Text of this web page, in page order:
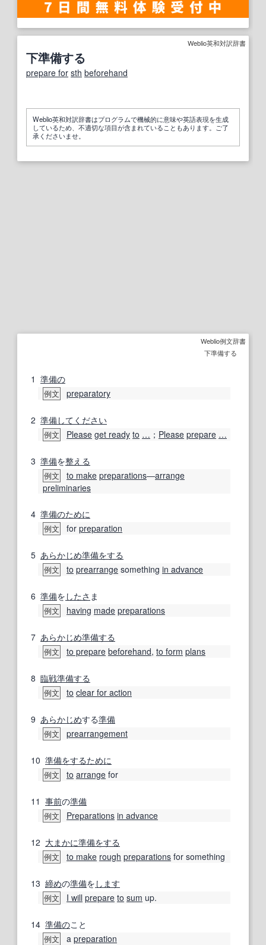
Weblio英和対訳辞書
下準備する
prepare for sth beforehand
Weblio英和対訳辞書はプログラムで機械的に意味や英語表現を生成
しているため、不適切な項目が含まれていることもあります。ご了
承くださいませ。
Weblio例文辞書
下準備する
1 準備の
例文 preparatory
2 準備してください
例文 Please get ready to … ； Please prepare …
3 準備を整える
例文 to make preparations―arrange
preliminaries
4 準備のために
例文 for preparation
5 あらかじめ準備をする
例文 to prearrange something in advance
6 準備を したさ ま
例文 having made preparations
7 あらかじめ準備する
例文 to prepare beforehand, to form plans
8 臨戦準備する
例文 to clear for action
9 あらかじめする準備
例文 prearrangement
10 準備をするために
例文 to arrange for
11 事前の準備
例文 Preparations in advance
12 大まかに準備をする
例文 to make rough preparations for something
13 締めの準備を します
例文 I will prepare to sum up.
14 準備のこと
例文 a preparation